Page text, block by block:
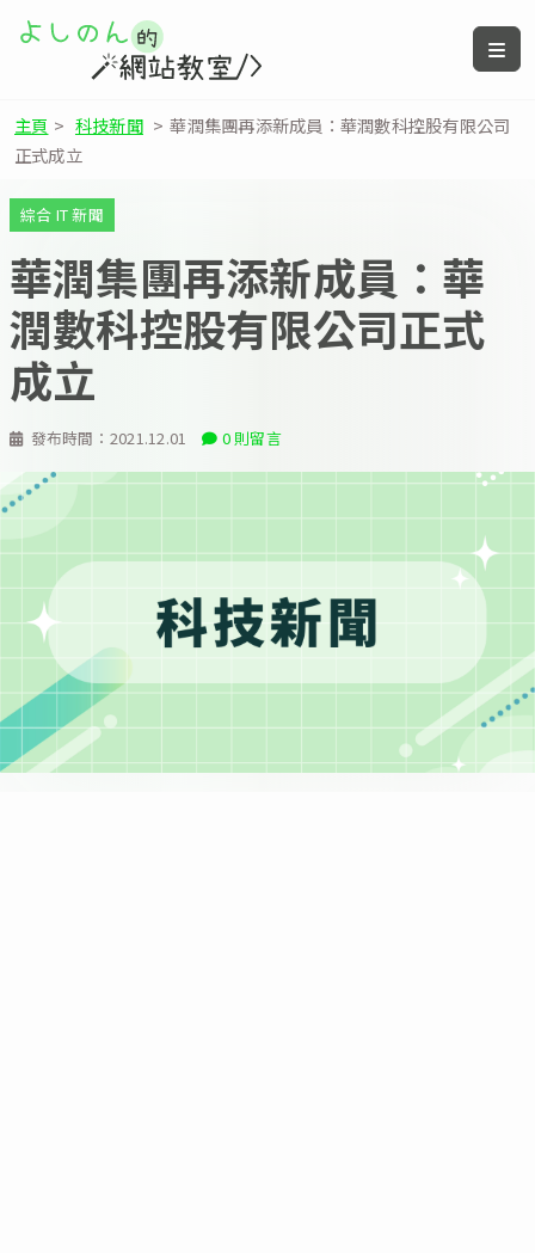
主頁 > 科技新聞 > 華潤集團再添新成員：華潤數科控股有限公司
正式成立
發布時間： 2021.12.01 0 則留言
綜合 IT 新聞
華潤集團再添新成員：華
潤數科控股有限公司正式
成立